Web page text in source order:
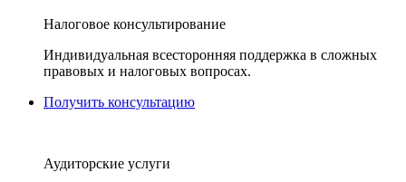
Налоговое консультирование
Индивидуальная всесторонняя поддержка в сложных
правовых и налоговых вопросах.
Получить консультацию
Аудиторские услуги